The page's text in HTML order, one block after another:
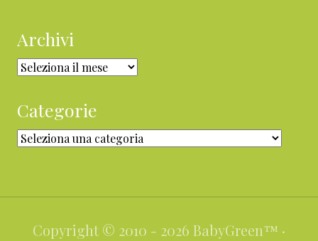
Archivi
Archivi
Categorie
Categorie
Copyright © 2010 - 2026 BabyGreen™ ·